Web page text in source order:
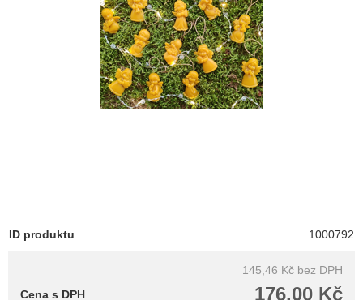
ID produktu 1000792
145,46 Kč bez DPH
176,00 Kč
Cena s DPH